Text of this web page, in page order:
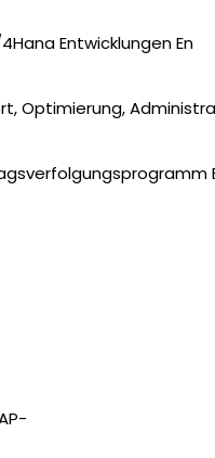
Entwicklungen En
Optimierung,